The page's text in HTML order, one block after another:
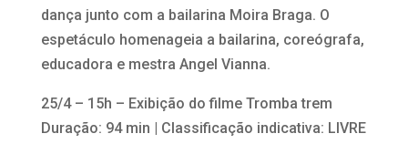
dança junto com a bailarina Moira Braga. O
espetáculo homenageia a bailarina, coreógrafa,
educadora e mestra Angel Vianna.
25/4 – 15h – Exibição do filme Tromba trem
Duração: 94 min | Classificação indicativa: LIVRE